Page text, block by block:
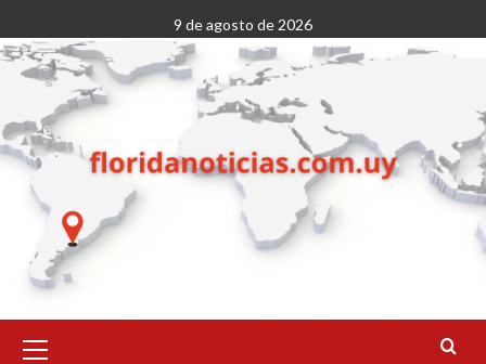
al
contenido
9 de agosto de 2026
primario